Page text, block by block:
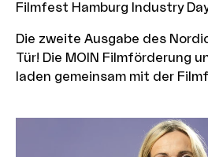
Filmfest Hamburg Industry
Die zweite Ausgabe des
Tür! Die MOIN Filmförderung
laden gemeinsam mit der
Norwegen, Schweden,
Kick-off-Event in Hamburg ein